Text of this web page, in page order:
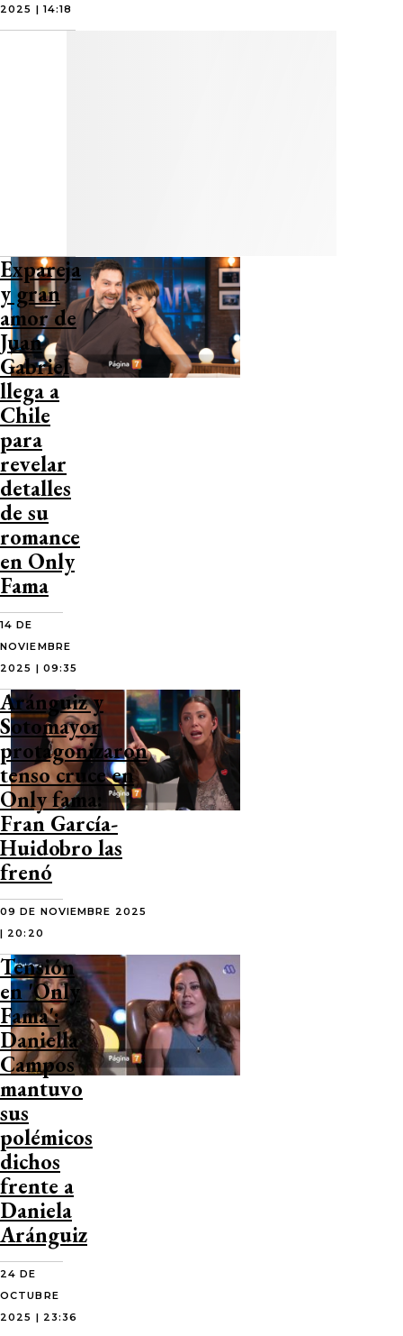
2025 | 14:18
Expareja
y gran
amor de
Juan
Gabriel
llega a
Chile
para
revelar
detalles
de su
romance
en Only
Fama
14 DE
NOVIEMBRE
2025 | 09:35
Aránguiz y
Sotomayor
protagonizaron
tenso cruce en
Only fama:
Fran García-
Huidobro las
frenó
09 DE NOVIEMBRE 2025
| 20:20
Tensión
en 'Only
Fama':
Daniella
Campos
mantuvo
sus
polémicos
dichos
frente a
Daniela
Aránguiz
24 DE
OCTUBRE
2025 | 23:36